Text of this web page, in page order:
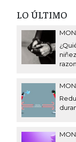
LO ÚLTIMO